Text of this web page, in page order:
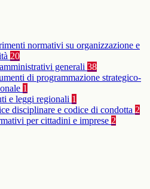
normativi su organizzazione e
20
generali 38
di programmazione strategico-
1
e leggi regionali 1
disciplinare e codice di condotta 2
per cittadini e imprese 2